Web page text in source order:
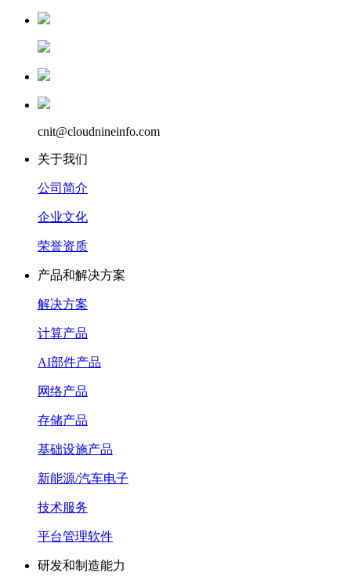
cnit@cloudnineinfo.com
关于我们
公司简介
企业文化
荣誉资质
产品和解决方案
解决方案
计算产品
AI部件产品
网络产品
存储产品
基础设施产品
新能源/汽车电子
技术服务
平台管理软件
研发和制造能力